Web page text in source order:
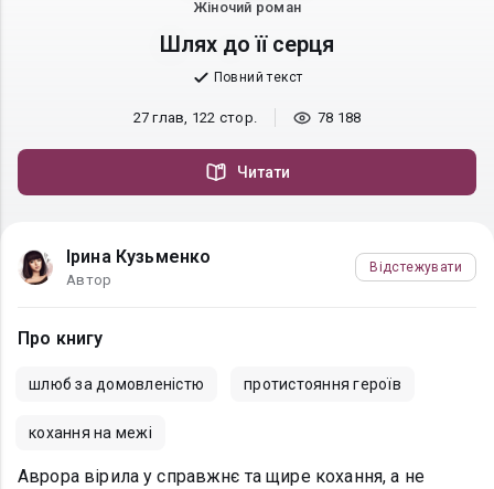
Жіночий роман
Шлях до її серця
Повний текст
27 глав, 122 стор. 78 188
Читати
Ірина Кузьменко
Автор
Відстежувати
Про книгу
шлюб за домовленістю протистояння героїв
кохання на межі
Аврора вірила у справжнє та щире кохання, а не